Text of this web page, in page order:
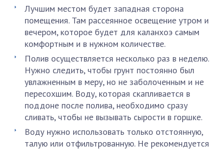
Лучшим местом будет западная сторона
помещения. Там рассеянное освещение утром и
вечером, которое будет для каланхоэ самым
комфортным и в нужном количестве.
Полив осуществляется несколько раз в неделю.
Нужно следить, чтобы грунт постоянно был
увлажненным в меру, но не заболоченным и не
пересохшим. Воду, которая скапливается в
поддоне после полива, необходимо сразу
сливать, чтобы не вызывать сырости в горшке.
Воду нужно использовать только отстоянную,
талую или отфильтрованную. Не рекомендуется